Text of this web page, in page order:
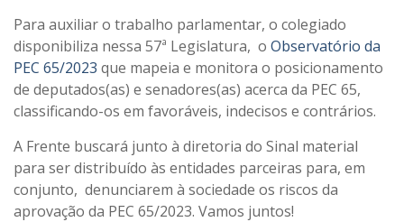
Para auxiliar o trabalho parlamentar, o colegiado
disponibiliza nessa 57ª Legislatura, o Observatório da
PEC 65/2023 que mapeia e monitora o posicionamento
de deputados(as) e senadores(as) acerca da PEC 65,
classificando-os em favoráveis, indecisos e contrários.
A Frente buscará junto à diretoria do Sinal material
para ser distribuído às entidades parceiras para, em
conjunto, denunciarem à sociedade os riscos da
aprovação da PEC 65/2023. Vamos juntos!